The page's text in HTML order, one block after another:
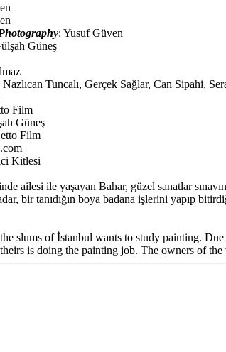
: Yusuf Güven
Güneş
Nazlıcan Tuncalı, Gerçek Sağlar, Can Sipahi,
Film
Güneş
Film
Kitlesi
ailesi ile yaşayan Bahar, güzel sanatlar
bir tanıdığın boya badana işlerini yapıp
slums of İstanbul wants to study painting.
is doing the painting job. The owners of